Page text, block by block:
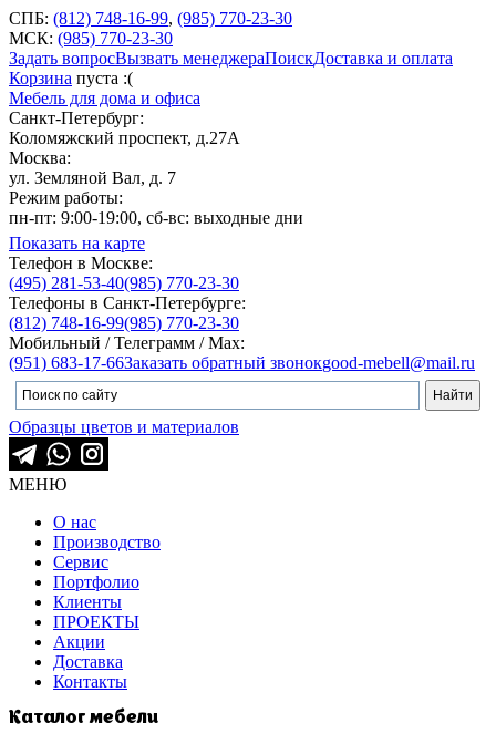
СПБ: (812) 748-16-99, (985) 770-23-30
МСК: (985) 770-23-30
Задать вопросВызвать менеджераПоискДоставка и оплата
Корзина пуста :(
Мебель для дома и офиса
Санкт-Петербург:
Коломяжский проспект, д.27А
Москва:
ул. Земляной Вал, д. 7
Режим работы:
пн-пт: 9:00-19:00, сб-вс: выходные дни
Показать на карте
Телефон в Москве:
(495) 281-53-40(985) 770-23-30
Телефоны в Санкт-Петербурге:
(812) 748-16-99(985) 770-23-30
Мобильный / Телеграмм / Max:
(951) 683-17-66Заказать обратный звонокgood-mebell@mail.ru
Образцы цветов и материалов
МЕНЮ
О нас
Производство
Сервис
Портфолио
Клиенты
ПРОЕКТЫ
Акции
Доставка
Контакты
Каталог мебели